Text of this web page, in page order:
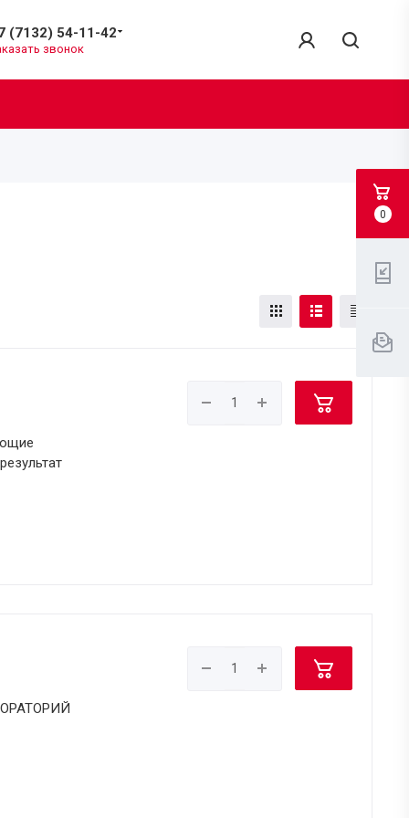
(7132) 54-11-42
звонок
0